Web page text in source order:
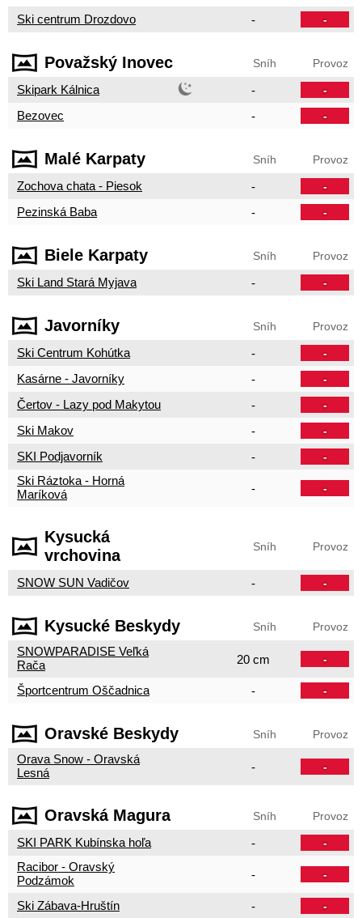
Ski centrum Drozdovo - -
Považský Inovec Sníh Provoz
Skipark Kálnica - -
Bezovec - -
Malé Karpaty Sníh Provoz
Zochova chata - Piesok - -
Pezinská Baba - -
Biele Karpaty Sníh Provoz
Ski Land Stará Myjava - -
Javorníky Sníh Provoz
Ski Centrum Kohútka - -
Kasárne - Javorníky - -
Čertov - Lazy pod Makytou - -
Ski Makov - -
SKI Podjavorník - -
Ski Ráztoka - Horná
Maríková
- -
Kysucká
vrchovina
Sníh Provoz
SNOW SUN Vadičov - -
Kysucké Beskydy Sníh Provoz
SNOWPARADISE Veľká
Rača
20 cm -
Športcentrum Oščadnica - -
Oravské Beskydy Sníh Provoz
Orava Snow - Oravská
Lesná
- -
Oravská Magura Sníh Provoz
SKI PARK Kubínska hoľa - -
Racibor - Oravský
Podzámok
- -
Ski Zábava-Hruštín - -